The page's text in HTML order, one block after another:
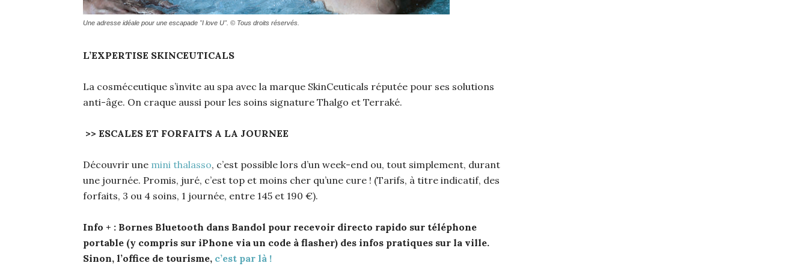
Une adresse idéale pour une escapade "I love U". © Tous droits réservés.
L’EXPERTISE SKINCEUTICALS
La cosméceutique s’invite au spa avec la marque SkinCeuticals réputée pour ses solutions
anti-âge. On craque aussi pour les soins signature Thalgo et Terraké.
>> ESCALES ET FORFAITS A LA JOURNEE
Découvrir une mini thalasso, c’est possible lors d’un week-end ou, tout simplement, durant
une journée. Promis, juré, c’est top et moins cher qu’une cure ! (Tarifs, à titre indicatif, des
forfaits, 3 ou 4 soins, 1 journée, entre 145 et 190 €).
Info + : Bornes Bluetooth dans Bandol pour recevoir directo rapido sur téléphone
portable (y compris sur iPhone via un code à flasher) des infos pratiques sur la ville.
Sinon, l’office de tourisme, c’est par là !